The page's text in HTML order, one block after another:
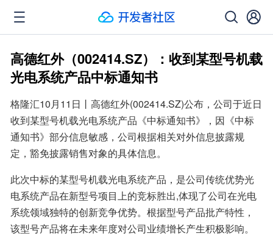
高德红外（002414.SZ）：收到某型号机载
光电系统产品中标通知书
格隆汇10月11日丨高德红外(002414.SZ)公布，公司于近日
收到某型号机载光电系统产品《中标通知书》，因《中标
通知书》部分信息敏感，公司根据相关对外信息披露规
定，豁免披露销售对象的具体信息。
此次中标的某型号机载光电系统产品，是公司传统优势光
电系统产品在新型号项目上的竞标胜出,体现了公司在光电
系统领域独特的创新竞争优势。根据型号产品批产特性，
该型号产品将在未来年度对公司业绩增长产生积极影响。